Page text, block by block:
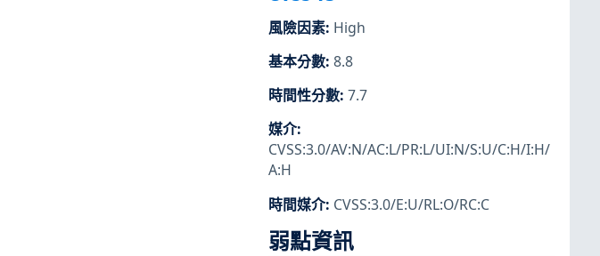
風險因素: High
基本分數: 8.8
時間性分數: 7.7
媒介:
CVSS:3.0/AV:N/AC:L/PR:L/UI:N/S:U/C:H/I:H/
A:H
時間媒介: CVSS:3.0/E:U/RL:O/RC:C
弱點資訊